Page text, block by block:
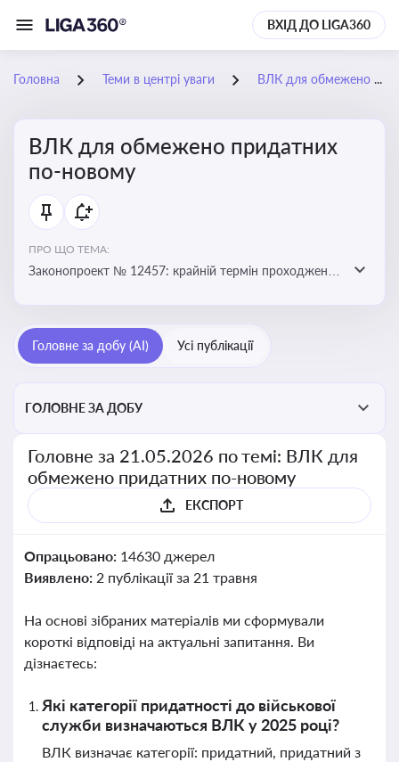
ВХІД ДО LIGA360
Головна Теми в центрі уваги ВЛК для обмежено придатних по-новому
ВЛК для обмежено придатних
по-новому
ПРО ЩО ТЕМА:
Законопроект № 12457: крайній термін проходження
Головне за добу (AI) Усі публікації
ГОЛОВНЕ ЗА ДОБУ
Головне за 21.05.2026 по темі: ВЛК для
обмежено придатних по-новому
ЕКСПОРТ
Опрацьовано: 14630 джерел
Виявлено: 2 публікації за 21 травня
На основі зібраних матеріалів ми сформували
короткі відповіді на актуальні запитання. Ви
дізнаєтесь:
Які категорії придатності до військової
служби визначаються ВЛК у 2025 році?
ВЛК визначає категорії: придатний, придатний з